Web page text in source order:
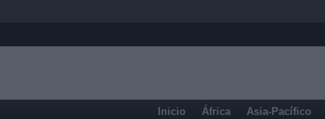
Inicio África Asia-Pacífico